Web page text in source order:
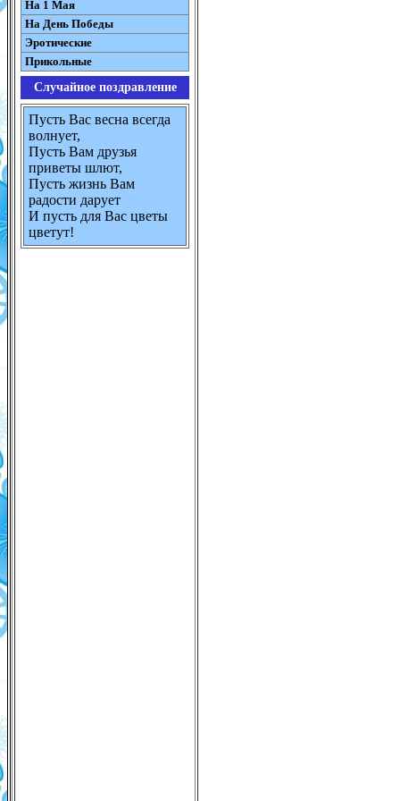
На 1 Мая
На День Победы
Эротические
Прикольные
Случайное поздравление
Пусть Вас весна всегда
волнует,
Пусть Вам друзья
приветы шлют,
Пусть жизнь Вам
радости дарует
И пусть для Вас цветы
цветут!